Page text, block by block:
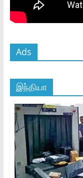
Ads
இந்தியா